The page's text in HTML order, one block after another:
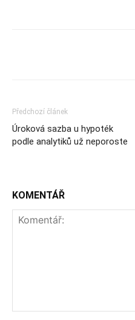
Předchozí článek
Úroková sazba u hypoték
podle analytiků už neporoste
KOMENTÁŘ